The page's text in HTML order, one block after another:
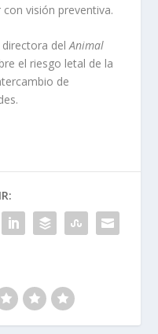
visión preventiva.
directora delAnimal
el riesgo letal de la
de